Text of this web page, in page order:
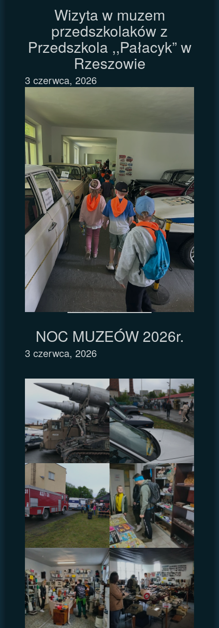
Wizyta w muzem
przedszkolaków z
Przedszkola ,,Pałacyk” w
Rzeszowie
3 czerwca, 2026
NOC MUZEÓW 2026r.
3 czerwca, 2026